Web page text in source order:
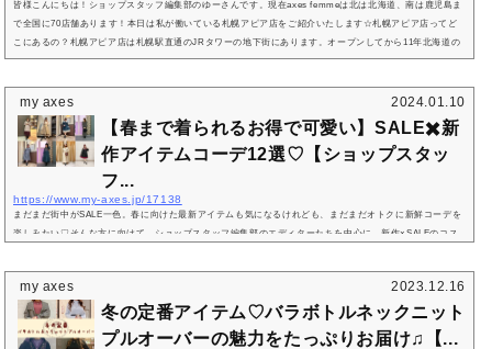
皆様こんにちは！ショップスタッフ編集部のゆーさんです。現在axes femmeは北は北海道、南は鹿児島ま
で全国に70店舗あります！本日は私が働いている札幌アピア店をご紹介いたします☆札幌アピア店ってど
こにあるの？札幌アピア店は札幌駅直通のJRタワーの地下街にあります。オープンしてから11年北海道の
お客様を始め、多くのお客様に愛されてきました。観光に来られた海外の方のご来店も多く、日々たくさ
アクセス飛行機・JRで来られた...
my axes 2024.01.10
【春まで着られるお得で可愛い】SALE✖️新
作アイテムコーデ12選♡【ショップスタッ
フ...
https://www.my-axes.jp/17138
まだまだ街中がSALE一色。春に向けた最新アイテムも気になるけれども、まだまだオトクに新鮮コーデを
楽しみたい♡そんな方に向けて、ショップスタッフ編集部のエディターたちを中心に、新作×SALEのコス
るジャケットスタイルは、同系色アイテムでセットアップ風に♡黒チェーン付ケープジャケットSALE♡袖
レース配色メローフリルプルオーバーSALE♡サスペンダー付プリーツスカート札幌アピアゆーさん158cm
❁エレガンスコーデ❁ひと足早い春物を...
my axes 2023.12.16
冬の定番アイテム♡バラボトルネックニット
プルオーバーの魅力をたっぷりお届け♫【...